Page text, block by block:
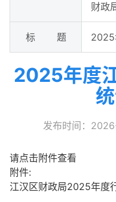
财政
标 题 2025
2025年度
发布时间：
请点击附件查看
附件:
江汉区财政局2025年度